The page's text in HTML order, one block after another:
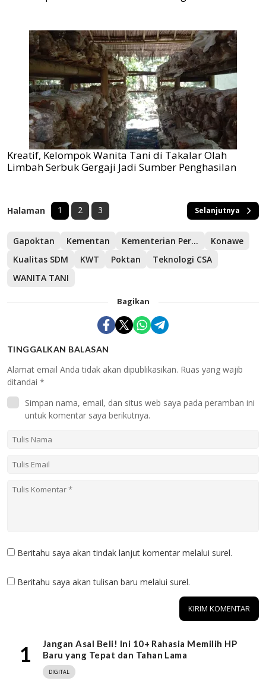
Kreatif, Kelompok Wanita Tani di Takalar Olah
Limbah Serbuk Gergaji Jadi Sumber Penghasilan
Halaman 1 2 3 Selanjutnya
Gapoktan Kementan Kementerian Pertanian
Konawe
Kualitas SDM
KWT Poktan
Teknologi CSA
WANITA TANI
Bagikan
TINGGALKAN BALASAN
Alamat email Anda tidak akan dipublikasikan. Ruas yang wajib
ditandai *
Simpan nama, email, dan situs web saya pada peramban ini
untuk komentar saya berikutnya.
Beritahu saya akan tindak lanjut komentar melalui surel.
Beritahu saya akan tulisan baru melalui surel.
1
Jangan Asal Beli! Ini 10+ Rahasia Memilih HP
Baru yang Tepat dan Tahan Lama
DIGITAL